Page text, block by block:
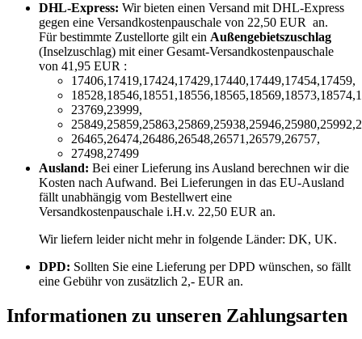
DHL-Express: Wir bieten einen Versand mit DHL-Express
gegen eine Versandkostenpauschale von 22,50 EUR an.
Für bestimmte Zustellorte gilt ein Außengebietszuschlag
(Inselzuschlag) mit einer Gesamt-Versandkostenpauschale
von 41,95 EUR :
17406,17419,17424,17429,17440,17449,17454,17459,
23769,23999,
26465,26474,26486,26548,26571,26579,26757,
27498,27499
Ausland: Bei einer Lieferung ins Ausland berechnen wir die
Kosten nach Aufwand. Bei Lieferungen in das EU-Ausland
fällt unabhängig vom Bestellwert eine
Versandkostenpauschale i.H.v. 22,50 EUR an.
Wir liefern leider nicht mehr in folgende Länder: DK, UK.
DPD: Sollten Sie eine Lieferung per DPD wünschen, so fällt
eine Gebühr von zusätzlich 2,- EUR an.
Informationen zu unseren Zahlungsarten